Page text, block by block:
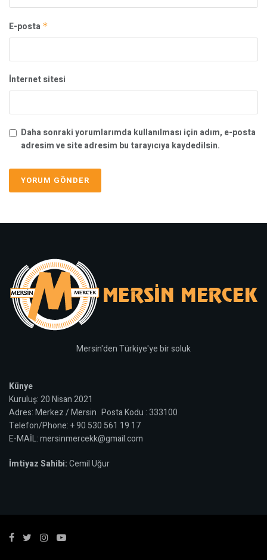
E-posta *
İnternet sitesi
Daha sonraki yorumlarımda kullanılması için adım, e-posta
adresim ve site adresim bu tarayıcıya kaydedilsin.
Mersin'den Türkiye'ye bir soluk
Künye
Kuruluş: 20 Nisan 2021
Adres: Merkez / Mersin Posta Kodu : 333100
Telefon/Phone: + 90 530 561 19 17
E-MAİL: mersinmercekk@gmail.com
İmtiyaz Sahibi:Cemil Uğur